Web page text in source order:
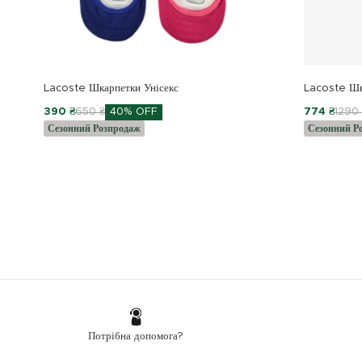
Lacoste Шкарпетки Унісекс
390 ₴650 ₴ 40% OFF
Сезонний Розпродаж
Lacoste
774 ₴1290
Сезонний
Потрібна допомога?